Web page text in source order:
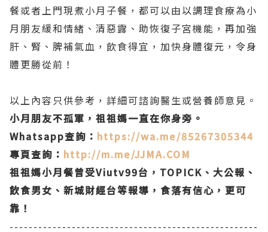
餐或者上門現煮小月子餐，都可以由以調理食療為小
月朋友緩和情緒、清惡露、助恢復子宮機能，再加強
肝、腎、脾補氣血，飲食得宜，加快身體復元，令身
體更勝從前！
以上內容只供參考，詳細可諮詢醫生或營養師意見。
小月朋友不孤軍，祖祖媽一直在你身旁。
Whatsapp查詢： https://wa.me/85267305344
專頁查詢： http://m.me/JJMA.COM
祖祖媽小月餐曾受Viutv99台，TOPICK、大公報、
飲食男女、新城財經台等報導，食落有信心，更可
靠！
----------------------------------------------------